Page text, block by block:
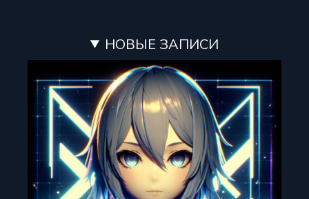
НОВЫЕ ЗАПИСИ